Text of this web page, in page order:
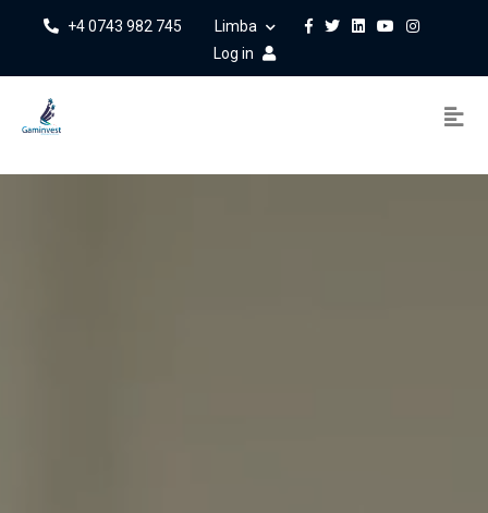
+4 0743 982 745
Limba
Log in